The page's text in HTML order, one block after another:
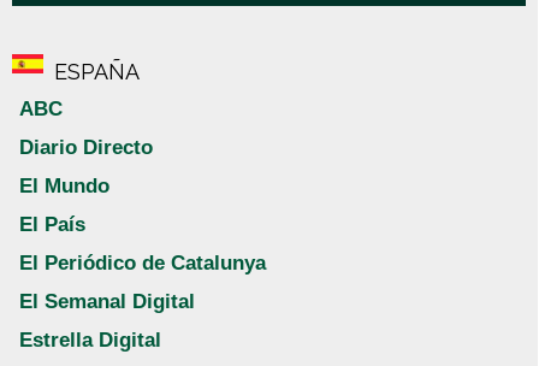
ESPAÑA
ABC
Diario Directo
El Mundo
El País
El Periódico de Catalunya
El Semanal Digital
Estrella Digital